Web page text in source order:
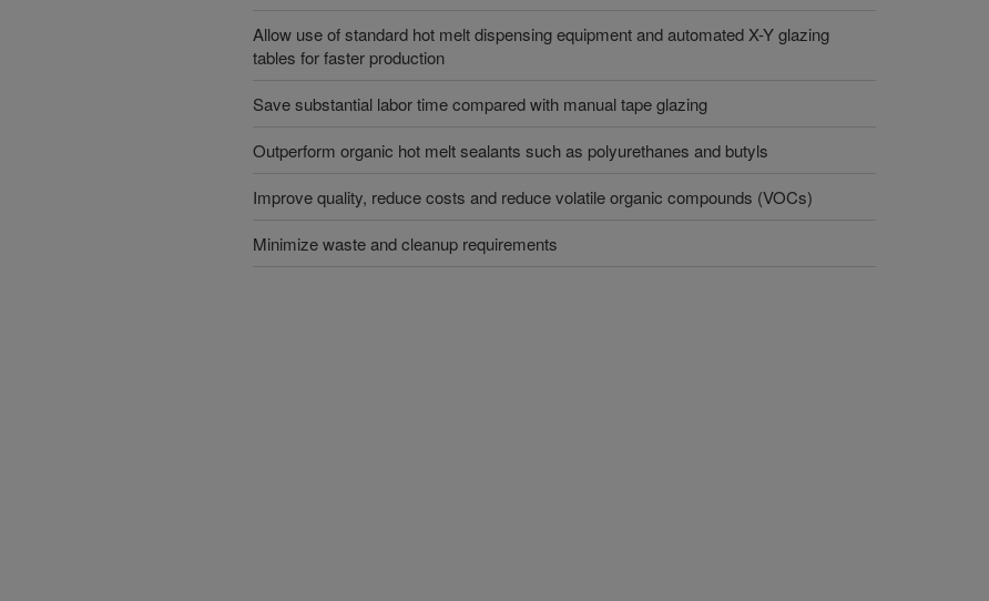
Allow use of standard hot melt dispensing equipment and automated X-Y glazing
tables for faster production
Save substantial labor time compared with manual tape glazing
Outperform organic hot melt sealants such as polyurethanes and butyls
Improve quality, reduce costs and reduce volatile organic compounds (VOCs)
Minimize waste and cleanup requirements